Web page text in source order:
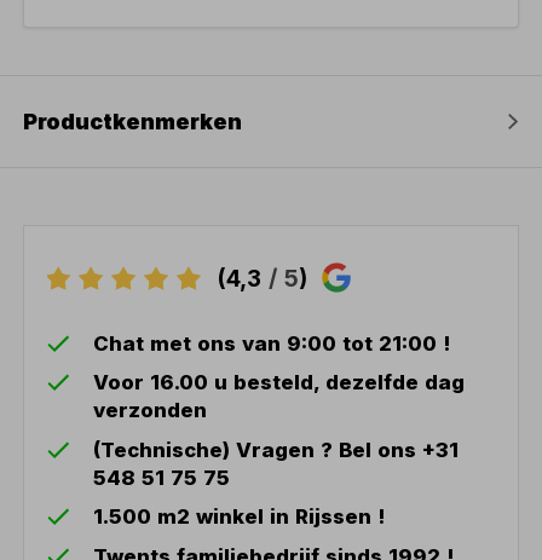
Productkenmerken
(4,3 / 5)
Chat met ons van 9:00 tot 21:00 !
Voor 16.00 u besteld, dezelfde dag
verzonden
(Technische) Vragen ? Bel ons +31
548 51 75 75
1.500 m2 winkel in Rijssen !